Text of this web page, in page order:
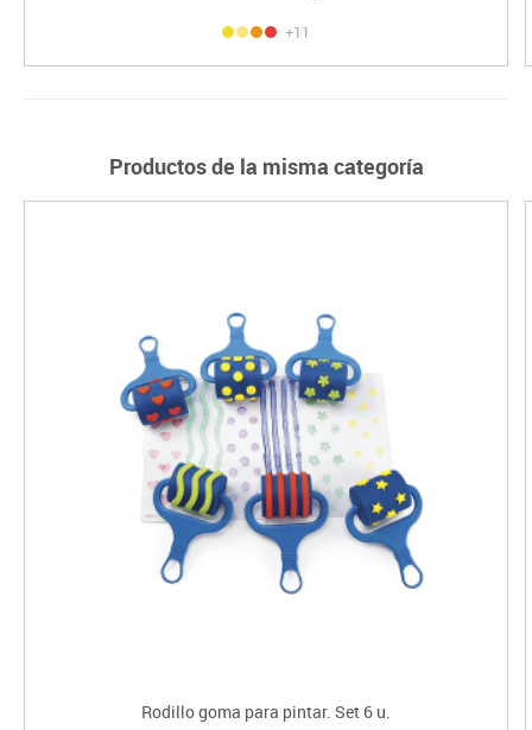
+11
Productos de la misma categoría
Rodillo goma para pintar. Set 6 u.